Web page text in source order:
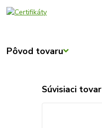
Pôvod tovaru
Súvisiaci tovar